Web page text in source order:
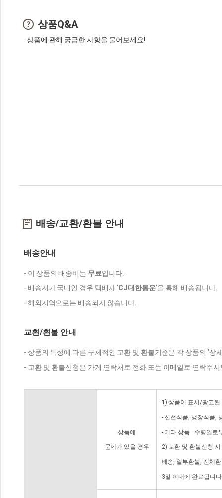
상품Q&A
상품에 관해 궁금한 사항을 물어보세요!
배송/교환/환불 안내
배송안내
- 이 상품의 배송비는 무료입니다.
- 배송지가 국내인 경우 택배사 'CJ대한통운'을 통해 배송됩니다.
- 해외지역으로는 배송되지 않습니다.
교환/환불 안내
- 상품의 특성에 따른 구체적인 교환 및 환불기준은 각 상품의 '상
- 교환 및 환불신청은 가게 연락처로 전화 또는 이메일로 연락주
상품에
문제가 있을 경우
1) 상품이 표시/광고된
- 신선식품, 냉장식품,
- 기타 상품 : 수령일로
2) 교환 및 환불신청
배송, 일부환불, 전체
3일 이내에 완료됩니